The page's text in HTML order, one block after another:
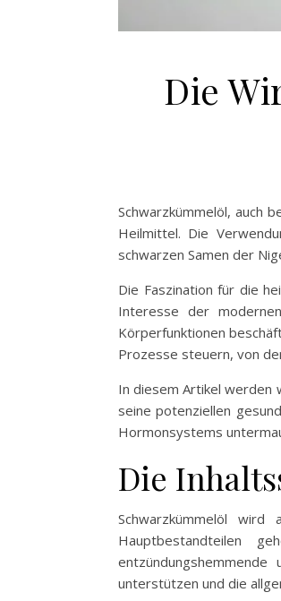
Die
Schwarzkümmelöl, auch
Heilmittel. Die
schwarzen Samen der
Die Faszination für die
Interesse der
Körperfunktionen
Prozesse steuern, von
In diesem Artikel werden
seine potenziellen
Hormonsystems
Die
Schwarzkümmelöl
Hauptbestandteilen
unterstützen und die